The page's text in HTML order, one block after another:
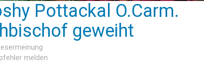
Pottackal O.Carm.
geweiht
melden